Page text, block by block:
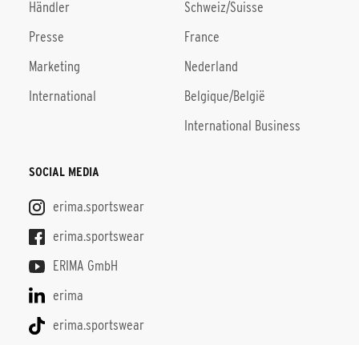
Händler
Presse
Marketing
International
Schweiz/Suisse
France
Nederland
Belgique/België
International Business
SOCIAL MEDIA
erima.sportswear
erima.sportswear
ERIMA GmbH
erima
erima.sportswear